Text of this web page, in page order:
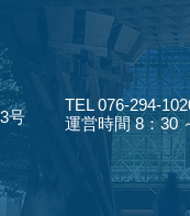
号
TEL 076-294-
運営時間 8：30